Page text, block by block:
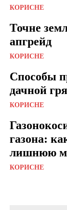
КОРИСНЕ
Точне
апгрейд
КОРИСНЕ
Способы
дачной
КОРИСНЕ
газона:
лишнюю
КОРИСНЕ